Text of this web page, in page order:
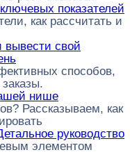
показателей
как рассчитать и
вывести свой
способов,
нише
Рассказываем, как
руководство
элементом